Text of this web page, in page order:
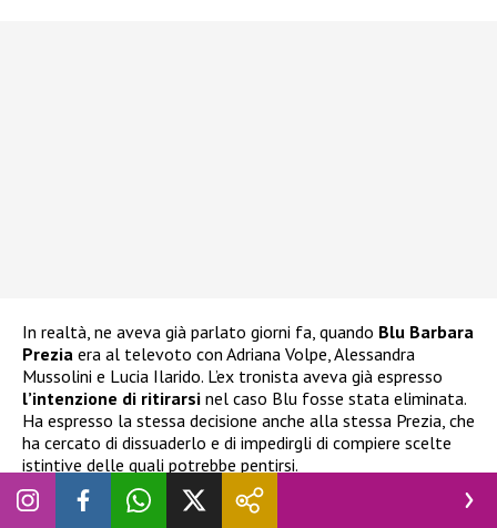
In realtà, ne aveva già parlato giorni fa, quando Blu Barbara
Prezia era al televoto con Adriana Volpe, Alessandra
Mussolini e Lucia Ilarido. L’ex tronista aveva già espresso
l’intenzione di ritirarsi nel caso Blu fosse stata eliminata.
Ha espresso la stessa decisione anche alla stessa Prezia, che
ha cercato di dissuaderlo e di impedirgli di compiere scelte
istintive delle quali potrebbe pentirsi.